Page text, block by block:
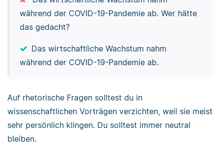
während der COVID-19-Pandemie ab. Wer hätte
das gedacht?
Das wirtschaftliche Wachstum nahm
während der COVID-19-Pandemie ab.
Auf rhetorische Fragen solltest du in
wissenschaftlichen Vorträgen verzichten, weil sie meist
sehr persönlich klingen. Du solltest immer neutral
bleiben.